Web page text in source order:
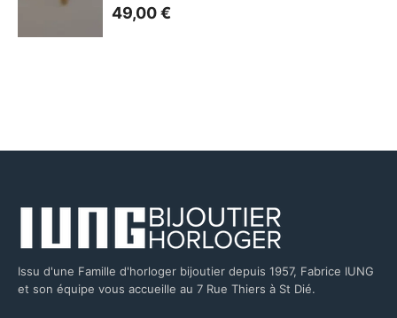
49,00€
Issu d'une Famille d'horloger bijoutier depuis 1957, Fabrice IUNG
et son équipe vous accueille au 7 Rue Thiers à St Dié.